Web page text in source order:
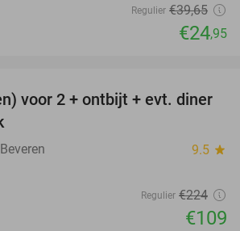
Regulier €39,65
€24,95
51%
voor 2 + ontbijt + evt. diner
9.5 star
Regulier €224
€109